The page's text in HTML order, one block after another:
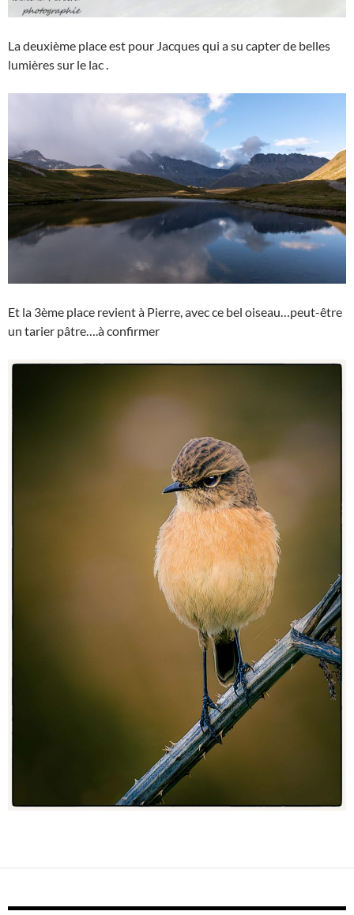
La deuxième place est pour Jacques qui a su capter de belles
lumières sur le lac .
Et la 3ème place revient à Pierre, avec ce bel oiseau…peut-être
un tarier pâtre….à confirmer